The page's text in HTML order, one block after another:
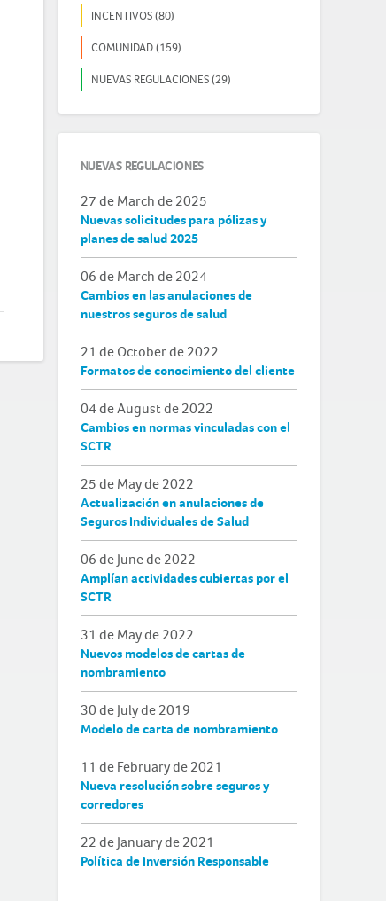
INCENTIVOS (80)
COMUNIDAD (159)
NUEVAS REGULACIONES (29)
NUEVAS REGULACIONES
27 de March de 2025
Nuevas solicitudes para pólizas y
planes de salud 2025
06 de March de 2024
Cambios en las anulaciones de
nuestros seguros de salud
21 de October de 2022
Formatos de conocimiento del cliente
04 de August de 2022
Cambios en normas vinculadas con el
SCTR
25 de May de 2022
Actualización en anulaciones de
Seguros Individuales de Salud
06 de June de 2022
Amplían actividades cubiertas por el
SCTR
31 de May de 2022
Nuevos modelos de cartas de
nombramiento
30 de July de 2019
Modelo de carta de nombramiento
11 de February de 2021
Nueva resolución sobre seguros y
corredores
22 de January de 2021
Política de Inversión Responsable